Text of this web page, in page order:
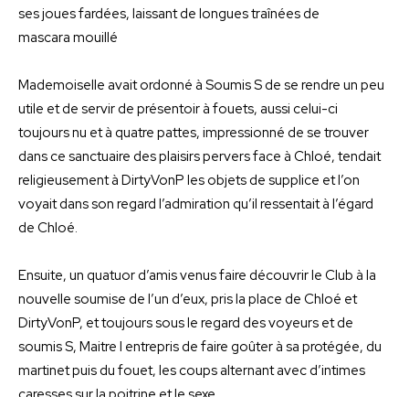
ses joues fardées, laissant de longues traînées de
mascara mouillé
Mademoiselle avait ordonné à Soumis S de se rendre un peu
utile et de servir de présentoir à fouets, aussi celui-ci
toujours nu et à quatre pattes, impressionné de se trouver
dans ce sanctuaire des plaisirs pervers face à Chloé, tendait
religieusement à DirtyVonP les objets de supplice et l’on
voyait dans son regard l’admiration qu’il ressentait à l’égard
de Chloé.
Ensuite, un quatuor d’amis venus faire découvrir le Club à la
nouvelle soumise de l’un d’eux, pris la place de Chloé et
DirtyVonP, et toujours sous le regard des voyeurs et de
soumis S, Maitre I entrepris de faire goûter à sa protégée, du
martinet puis du fouet, les coups alternant avec d’intimes